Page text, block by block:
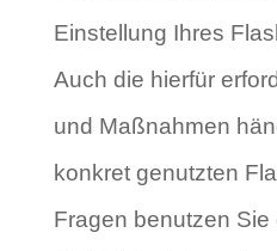
Einstellung Ihres
Auch die hierfür
und Maßnahmen
konkret genutzten
Fragen benutzen